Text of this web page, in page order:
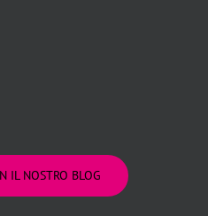
IL NOSTRO BLOG